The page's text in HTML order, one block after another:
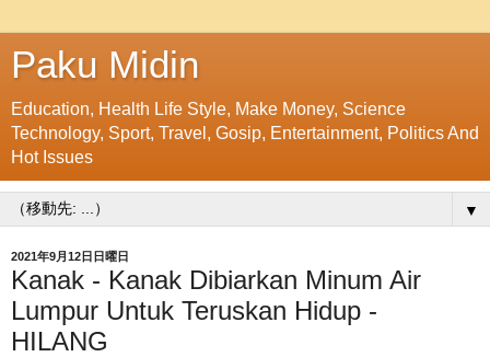
Paku Midin
Education, Health Life Style, Make Money, Science
Technology, Sport, Travel, Gosip, Entertainment, Politics And
Hot Issues
▼
2021年9月12日日曜日
Kanak - Kanak Dibiarkan Minum Air
Lumpur Untuk Teruskan Hidup -
HILANG